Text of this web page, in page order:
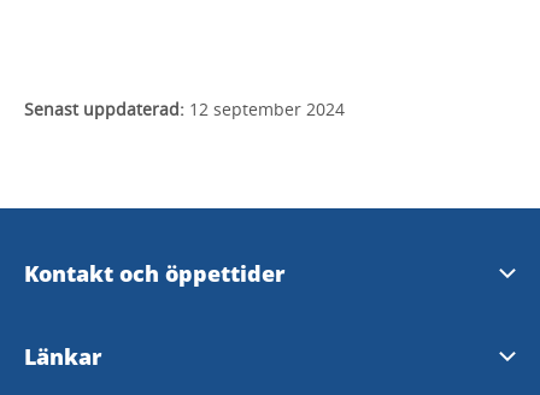
Senast uppdaterad: 12 september 2024
Kontakt och öppettider
Skara Kontaktcenter
Länkar